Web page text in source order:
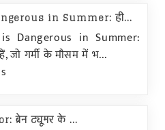
in Summer: ही...
Dangerous in Summer:
जो गर्मी के मौसम में भ...
ब्रेन ट्यूमर के ...